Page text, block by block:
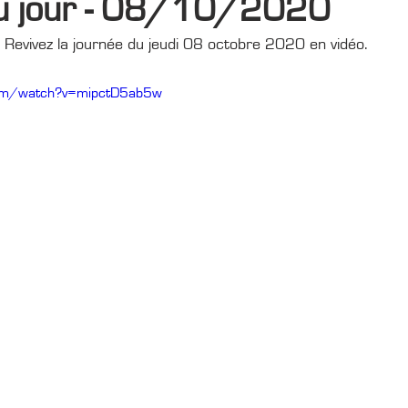
jour - 08/10/2020
Revivez la journée du jeudi 08 octobre 2020 en vidéo.
watch?v=mipctD5ab5w